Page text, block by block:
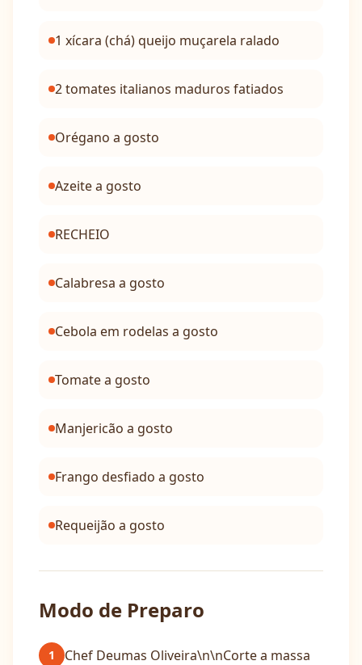
1 xícara (chá) queijo muçarela ralado
2 tomates italianos maduros fatiados
Orégano a gosto
Azeite a gosto
RECHEIO
Calabresa a gosto
Cebola em rodelas a gosto
Tomate a gosto
Manjericão a gosto
Frango desfiado a gosto
Requeijão a gosto
Modo de Preparo
1
Chef Deumas Oliveira\n\nCorte a massa